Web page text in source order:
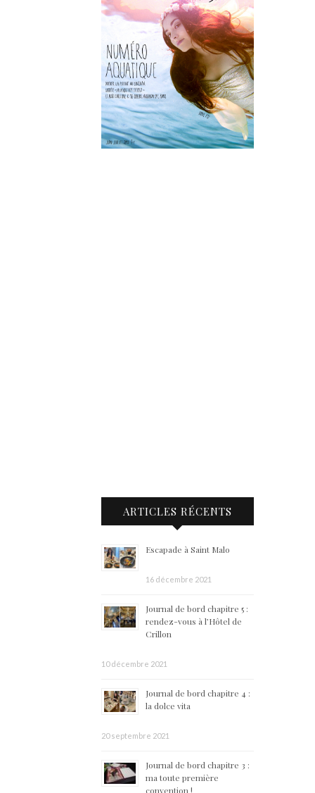
ARTICLES RÉCENTS
Escapade à Saint Malo
16 décembre 2021
Journal de bord chapitre 5 :
rendez-vous à l’Hôtel de
Crillon
10 décembre 2021
Journal de bord chapitre 4 :
la dolce vita
20 septembre 2021
Journal de bord chapitre 3 :
ma toute première
convention !